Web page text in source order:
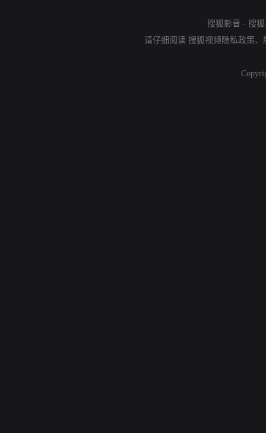
搜狐影音 - 搜
请仔细阅读 搜狐视频隐私政策、